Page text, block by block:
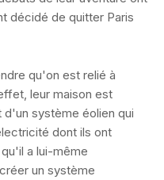
décidé de quitter Paris
qu'on est relié à
leur maison est
d'un système éolien qui
dont ils ont
a lui-même
un système